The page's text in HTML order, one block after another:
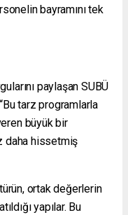
bayramını tek
paylaşan SUBÜ
tarz programlarla
büyük bir
daha hissetmiş
ortak değerlerin
yapılar. Bu